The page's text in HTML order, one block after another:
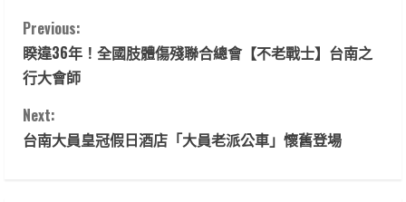
C
o
n
t
Previous:
睽違36年！全國肢體傷殘聯合總會【不老戰士】台南之
行大會師
Next:
台南大員皇冠假日酒店「大員老派公車」懷舊登場